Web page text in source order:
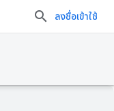
ลงชื่อเข้าใช้